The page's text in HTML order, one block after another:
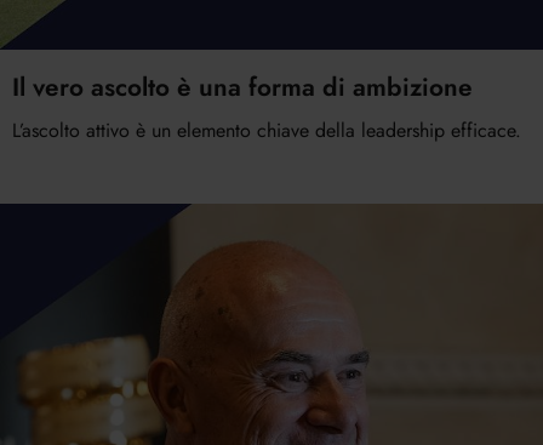
Il vero ascolto è una forma di ambizione
L’ascolto attivo è un elemento chiave della leadership efficace.